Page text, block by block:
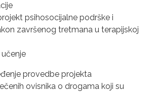
psihosocijalne podrške i
završenog tretmana u terapijskoj
provedbe projekta
ovisnika o drogama koji su